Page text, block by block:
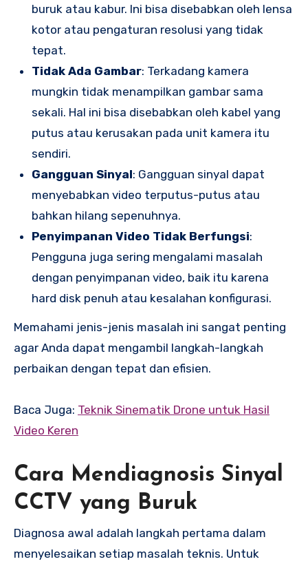
buruk atau kabur. Ini bisa disebabkan oleh lensa
kotor atau pengaturan resolusi yang tidak
tepat.
Tidak Ada Gambar: Terkadang kamera
mungkin tidak menampilkan gambar sama
sekali. Hal ini bisa disebabkan oleh kabel yang
putus atau kerusakan pada unit kamera itu
sendiri.
Gangguan Sinyal: Gangguan sinyal dapat
menyebabkan video terputus-putus atau
bahkan hilang sepenuhnya.
Penyimpanan Video Tidak Berfungsi:
Pengguna juga sering mengalami masalah
dengan penyimpanan video, baik itu karena
hard disk penuh atau kesalahan konfigurasi.
Memahami jenis-jenis masalah ini sangat penting
agar Anda dapat mengambil langkah-langkah
perbaikan dengan tepat dan efisien.
Baca Juga: Teknik Sinematik Drone untuk Hasil
Video Keren
Cara Mendiagnosis Sinyal
CCTV yang Buruk
Diagnosa awal adalah langkah pertama dalam
menyelesaikan setiap masalah teknis. Untuk